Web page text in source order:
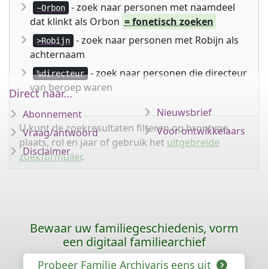
~Orbon
- zoek naar personen met naamdeel
dat klinkt als Orbon = fonetisch zoeken
>Robijn
- zoek naar personen met Robijn als
achternaam
%directeur
- zoek naar personen die directeur
van beroep waren
U kunt de zoekresultaten filteren op brontype,
plaats, rol en jaar of gebruik het uitgebreide
zoekformulier.
Direct naar...
Abonnement
Vraag/antwoord
Disclaimer
Nieuwsbrief
Voor ontwikkelaars
Bewaar uw familiegeschiedenis, vorm
een digitaal familiearchief
Probeer Familie Archivaris eens uit